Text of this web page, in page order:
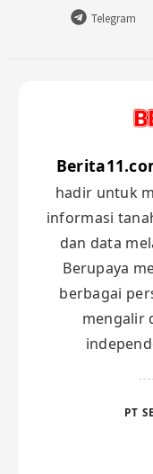
Telegram
hadir untuk
informasi
dan data
Berupaya
berbagai
mengalir
PT